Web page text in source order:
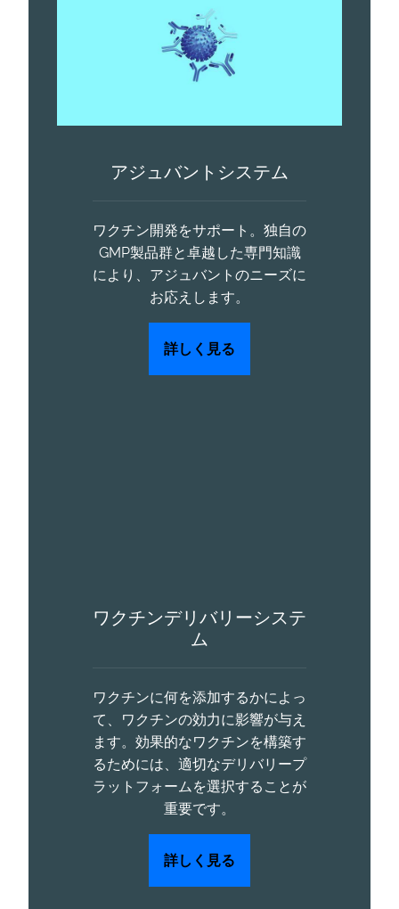
アジュバントシステム
ワクチン開発をサポート。独自の
GMP製品群と卓越した専門知識
により、アジュバントのニーズに
お応えします。
詳しく見る
ワクチンデリバリーシステ
ム
ワクチンに何を添加するかによっ
て、ワクチンの効力に影響が与え
ます。効果的なワクチンを構築す
るためには、適切なデリバリープ
ラットフォームを選択することが
重要です。
詳しく見る